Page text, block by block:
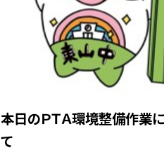
本日のＰＴＡ環境整備作業
て